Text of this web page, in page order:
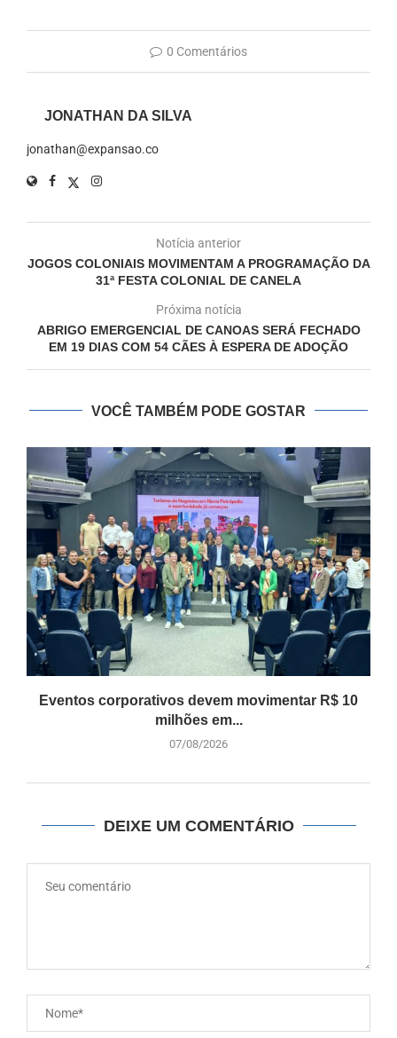
0 Comentários
JONATHAN DA SILVA
jonathan@expansao.co
Notícia anterior
JOGOS COLONIAIS MOVIMENTAM A PROGRAMAÇÃO DA
31ª FESTA COLONIAL DE CANELA
Próxima notícia
ABRIGO EMERGENCIAL DE CANOAS SERÁ FECHADO
EM 19 DIAS COM 54 CÃES À ESPERA DE ADOÇÃO
VOCÊ TAMBÉM PODE GOSTAR
Eventos corporativos devem movimentar R$ 10
milhões em...
07/08/2026
DEIXE UM COMENTÁRIO